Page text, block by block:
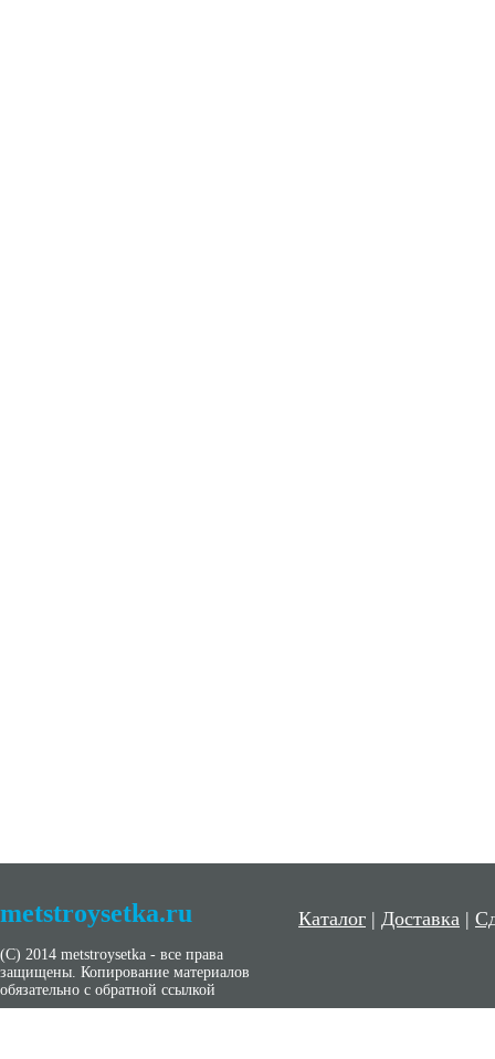
metstroysetka.ru
(С) 2014 metstroysetka - все права
защищены. Копирование материалов
обязательно с обратной ссылкой
Каталог | Доставка |